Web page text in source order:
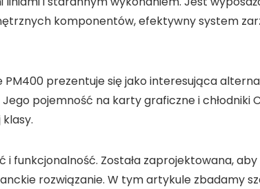
komponentów, efektywny system
PM400 prezentuje się jako interesująca
pojemność na karty graficzne i chłodniki
funkcjonalność. Została zaprojektowana, aby
rozwiązanie. W tym artykule zbadamy